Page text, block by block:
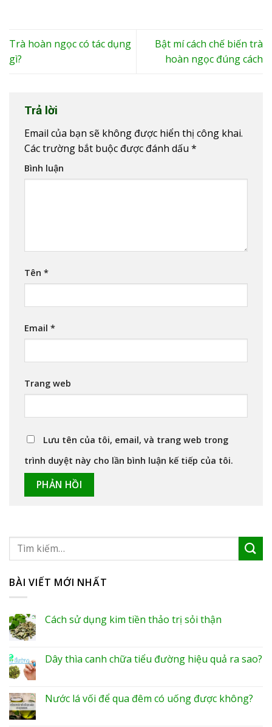
Trà hoàn ngọc có tác dụng
gì?
Bật mí cách chế biến trà
hoàn ngọc đúng cách
Trả lời
Email của bạn sẽ không được hiển thị công khai.
Các trường bắt buộc được đánh dấu *
Bình luận
Tên *
Email *
Trang web
Lưu tên của tôi, email, và trang web trong
trình duyệt này cho lần bình luận kế tiếp của tôi.
BÀI VIẾT MỚI NHẤT
Cách sử dụng kim tiền thảo trị sỏi thận
Dây thìa canh chữa tiểu đường hiệu quả ra sao?
Nước lá vối để qua đêm có uống được không?